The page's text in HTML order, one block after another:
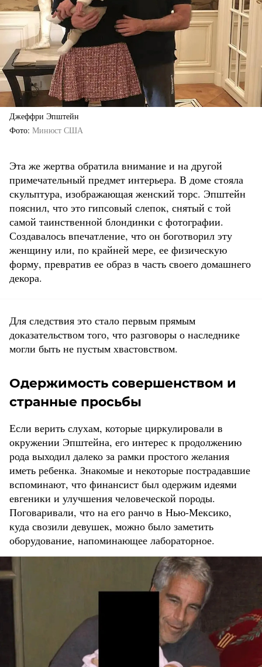
Джеффри Эпштейн
Фото Минюст США
Эта же жертва обратила внимание и на другой
примечательный предмет интерьера. В доме стояла
скульптура, изображающая женский торс. Эпштейн
пояснил, что это гипсовый слепок, снятый с той
самой таинственной блондинки с фотографии.
Создавалось впечатление, что он боготворил эту
женщину или, по крайней мере, ее физическую
форму, превратив ее образ в часть своего домашнего
декора.
Для следствия это стало первым прямым
доказательством того, что разговоры о наследнике
могли быть не пустым хвастовством.
Одержимость совершенством и
странные просьбы
Если верить слухам, которые циркулировали в
окружении Эпштейна, его интерес к продолжению
рода выходил далеко за рамки простого желания
иметь ребенка. Знакомые и некоторые пострадавшие
вспоминают, что финансист был одержим идеями
евгеники и улучшения человеческой породы.
Поговаривали, что на его ранчо в Нью-Мексико,
куда свозили девушек, можно было заметить
оборудование, напоминающее лабораторное.